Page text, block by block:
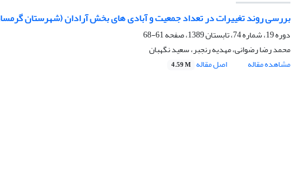
بررسى روند تغییرات در تعداد جمعیت و آبادى ‏هاى بخش آرادان (شهرستان گرمسار) درطى
دوره 19، شماره 74، تابستان 1389، صفحه
61-68
محمد رضا رضوانی، مهدیه رنجبر، سعید نگهبان
مشاهده مقاله
اصل مقاله 4.59 M